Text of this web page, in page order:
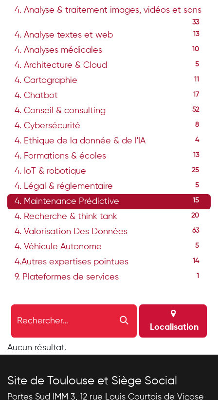
4. Analyse & traitement images, vidéos et sons
33
4. Analyse textes et web 13
4. Analyses médicales 10
4. Architecture & Cloud 5
4. Cartographie
4. Chatbot 17
4. Conseil & consulting 52
4. Cybersécurité 8
4. Ethique de la donnée & de l'IA 4
4. Formations & écoles 13
4. IoT & robotique 25
4. Légal & réglementaire 5
4. Maintenance Prédictive 15
4. Recherche & think tank 20
4. Valorisation Des Données 63
4. Véhicule Autonome 5
4.Autres expertises pointues 14
9. Plateformes de services
Localisation
Aucun résultat.
Site de Toulouse et Siège Social
Portes Sud IMM 3, 12 rue Louis Courtois de Viçose